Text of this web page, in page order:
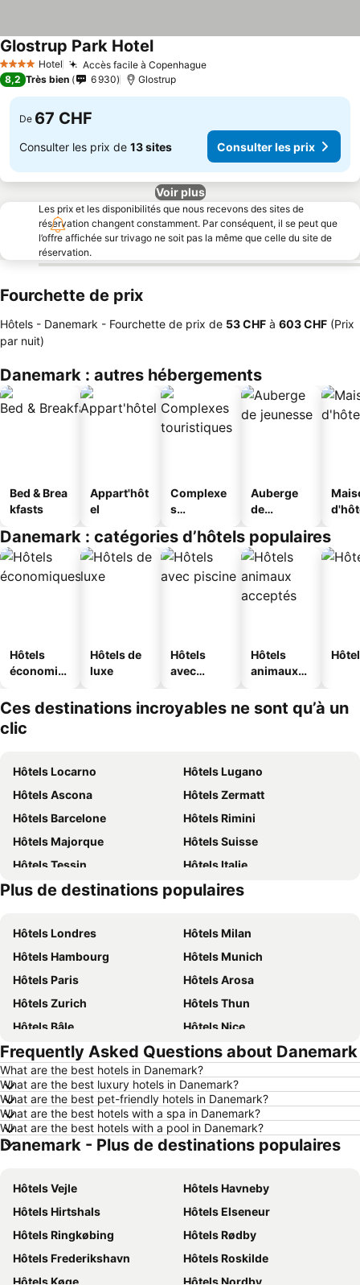
4 Étoiles Hotel Accès facile à Copenhague
Glostrup Park Hotel
8,2 Très bien 6 930 Glostrup
De 67 CHF
Consulter les prix de 13 sites Consulter les prix
Voir plus
Les prix et les disponibilités que nous recevons des sites de
réservation changent constamment. Par conséquent, il se peut que
l’offre affichée sur trivago ne soit pas la même que celle du site de
réservation.
Fourchette de prix
Hôtels - Danemark - Fourchette de prix de ‎53 CHF à ‎603 CHF (Prix
par nuit)
Danemark : autres hébergements
Bed & Brea
kfasts
Appart'hôt
el
Complexe
s
s
Auberge
de
Danemark : catégories d’hôtels populaires
Hôtels
économiq
Hôtels de
luxe
Hôtels
avec
Hôtels
animaux
Ces destinations incroyables ne sont qu’à un
clic
Hôtels Locarno
Hôtels Lugano
Hôtels Ascona
Hôtels Zermatt
Hôtels Barcelone
Hôtels Rimini
Hôtels Majorque
Hôtels Suisse
Hôtels Tessin
Hôtels Italie
Hôtels Sardaigne
Hôtels Davos
Plus de destinations populaires
Hôtels Londres
Hôtels Milan
Hôtels Hambourg
Hôtels Munich
Hôtels Paris
Hôtels Arosa
Hôtels Zurich
Hôtels Thun
Hôtels Bâle
Hôtels Nice
Hôtels Lucerne
Hôtels Copenhague
Hôtels Rome
Hôtels St Moritz
Hôtels Palma
Hôtels Pontresina
Hôtels Annecy
Hôtels Berne
Hôtels Amsterdam
Hôtels Lac de Garde
Hôtels Ibiza
Hôtels Grisons
Hôtels Tyrol du Sud
Hôtels Ligurie
Hôtels Grèce
Hôtels Tyrol
Hôtels Algarve
Hôtels Lake Constance
Frequently Asked Questions about Danemark
What are the best hotels in Danemark?
What are the best luxury hotels in Danemark?
What are the best pet-friendly hotels in Danemark?
What are the best hotels with a spa in Danemark?
What are the best hotels with a pool in Danemark?
Danemark - Plus de destinations populaires
Hôtels Vejle
Hôtels Havneby
Hôtels Hirtshals
Hôtels Elseneur
Hôtels Ringkøbing
Hôtels Rødby
Hôtels Frederikshavn
Hôtels Roskilde
Hôtels Køge
Hôtels Nordby